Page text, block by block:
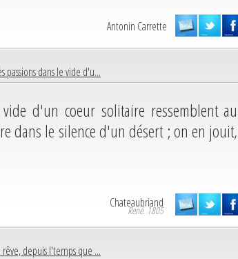
Antonin Carrette
passions dans le vide d'u...
d'un coeur solitaire ressemblent au
dans le silence d'un désert ; on en jouit,
Chateaubriand
René. 1805
depuis l'temps que ...